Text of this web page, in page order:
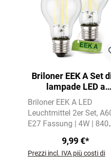
Briloner EEK A Set
lampade LED a
filamento E27, luce
bianca calda, A60
Briloner EEK A LED
Leuchtmittel 2er Set
E27 Fassung | 4W | 840
mit 2700 Kelvin
9,99 €*
Prezzi incl. IVA più costi di